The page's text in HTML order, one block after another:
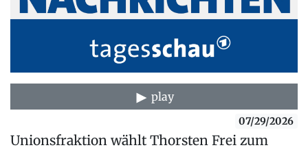
play
07/29/2026
Unionsfraktion wählt Thorsten Frei zum